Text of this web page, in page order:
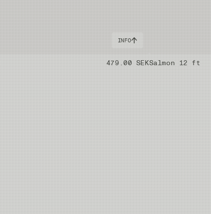
INFO
479.00 SEKSalmon 12 ft